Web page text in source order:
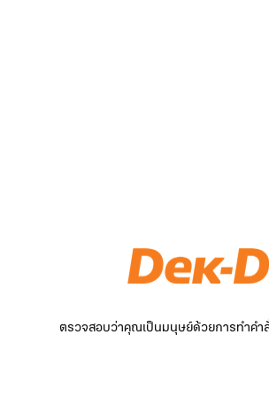
ตรวจสอบว่าคุณเป็นมนุษย์ด้วยการทำคำสั่